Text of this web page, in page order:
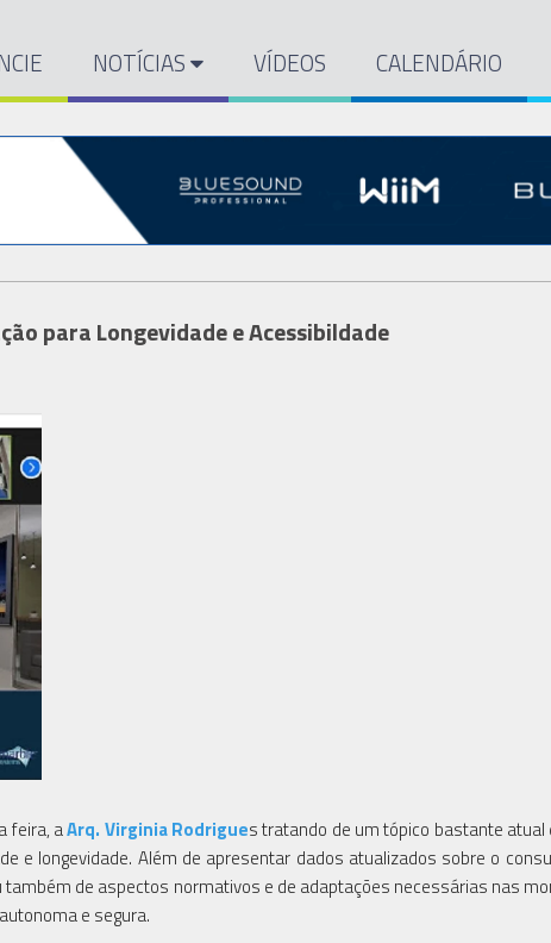
NOTÍCIAS VÍDEOS CALENDÁRIO
para Longevidade e Acessibildade
feira, aArq. Virginia Rodrigues tratando de um tópico bastante atual
e longevidade. Além de apresentar dados atualizados sobre o
de aspectos normativos e de adaptações necessárias nas
e segura.